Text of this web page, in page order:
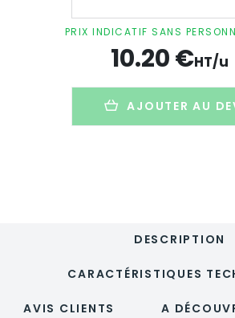
double
paroi
personnalisé
300ml
PRIX INDICATIF SANS
10.20€HT/u
AJOUTER AU
DESCRIPTION
CARACTÉRISTIQUES
AVIS CLIENTS A